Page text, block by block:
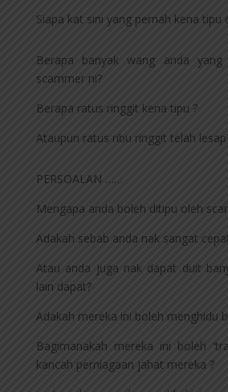
Siapa kat sini yang pernah kena tipu
Berapa banyak wang anda
scammer ni?
Berapa ratus ringgit kena tipu ?
Ataupun ratus ribu ringgit telah
PERSOALAN ……
Mengapa anda boleh ditipu oleh
Adakah sebab anda nak sangat
Atau anda juga nak dapat duit
lain dapat?
Adakah mereka ini boleh menghidu
Bagimanakah mereka ini boleh
kancah perniagaan jahat mereka ?